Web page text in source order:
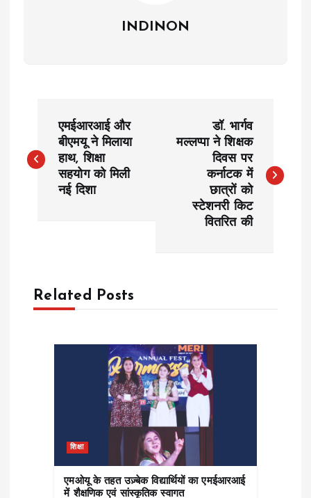
INDINON
o
a
v
एमईआरआई और
बीएमयू ने मिलाया
हाथ, शिक्षा
सहयोग को मिली
नई दिशा
डॉ. भार्गव
मल्लप्पा ने शिक्षक
दिवस पर
कर्नाटक में
छात्रों को
स्टेशनरी किट
वितरित की
Related Posts
शिक्षा
एमओयू के तहत उज़्बेक विद्यार्थियों का एमईआरआई
में शैक्षणिक एवं सांस्कृतिक स्वागत